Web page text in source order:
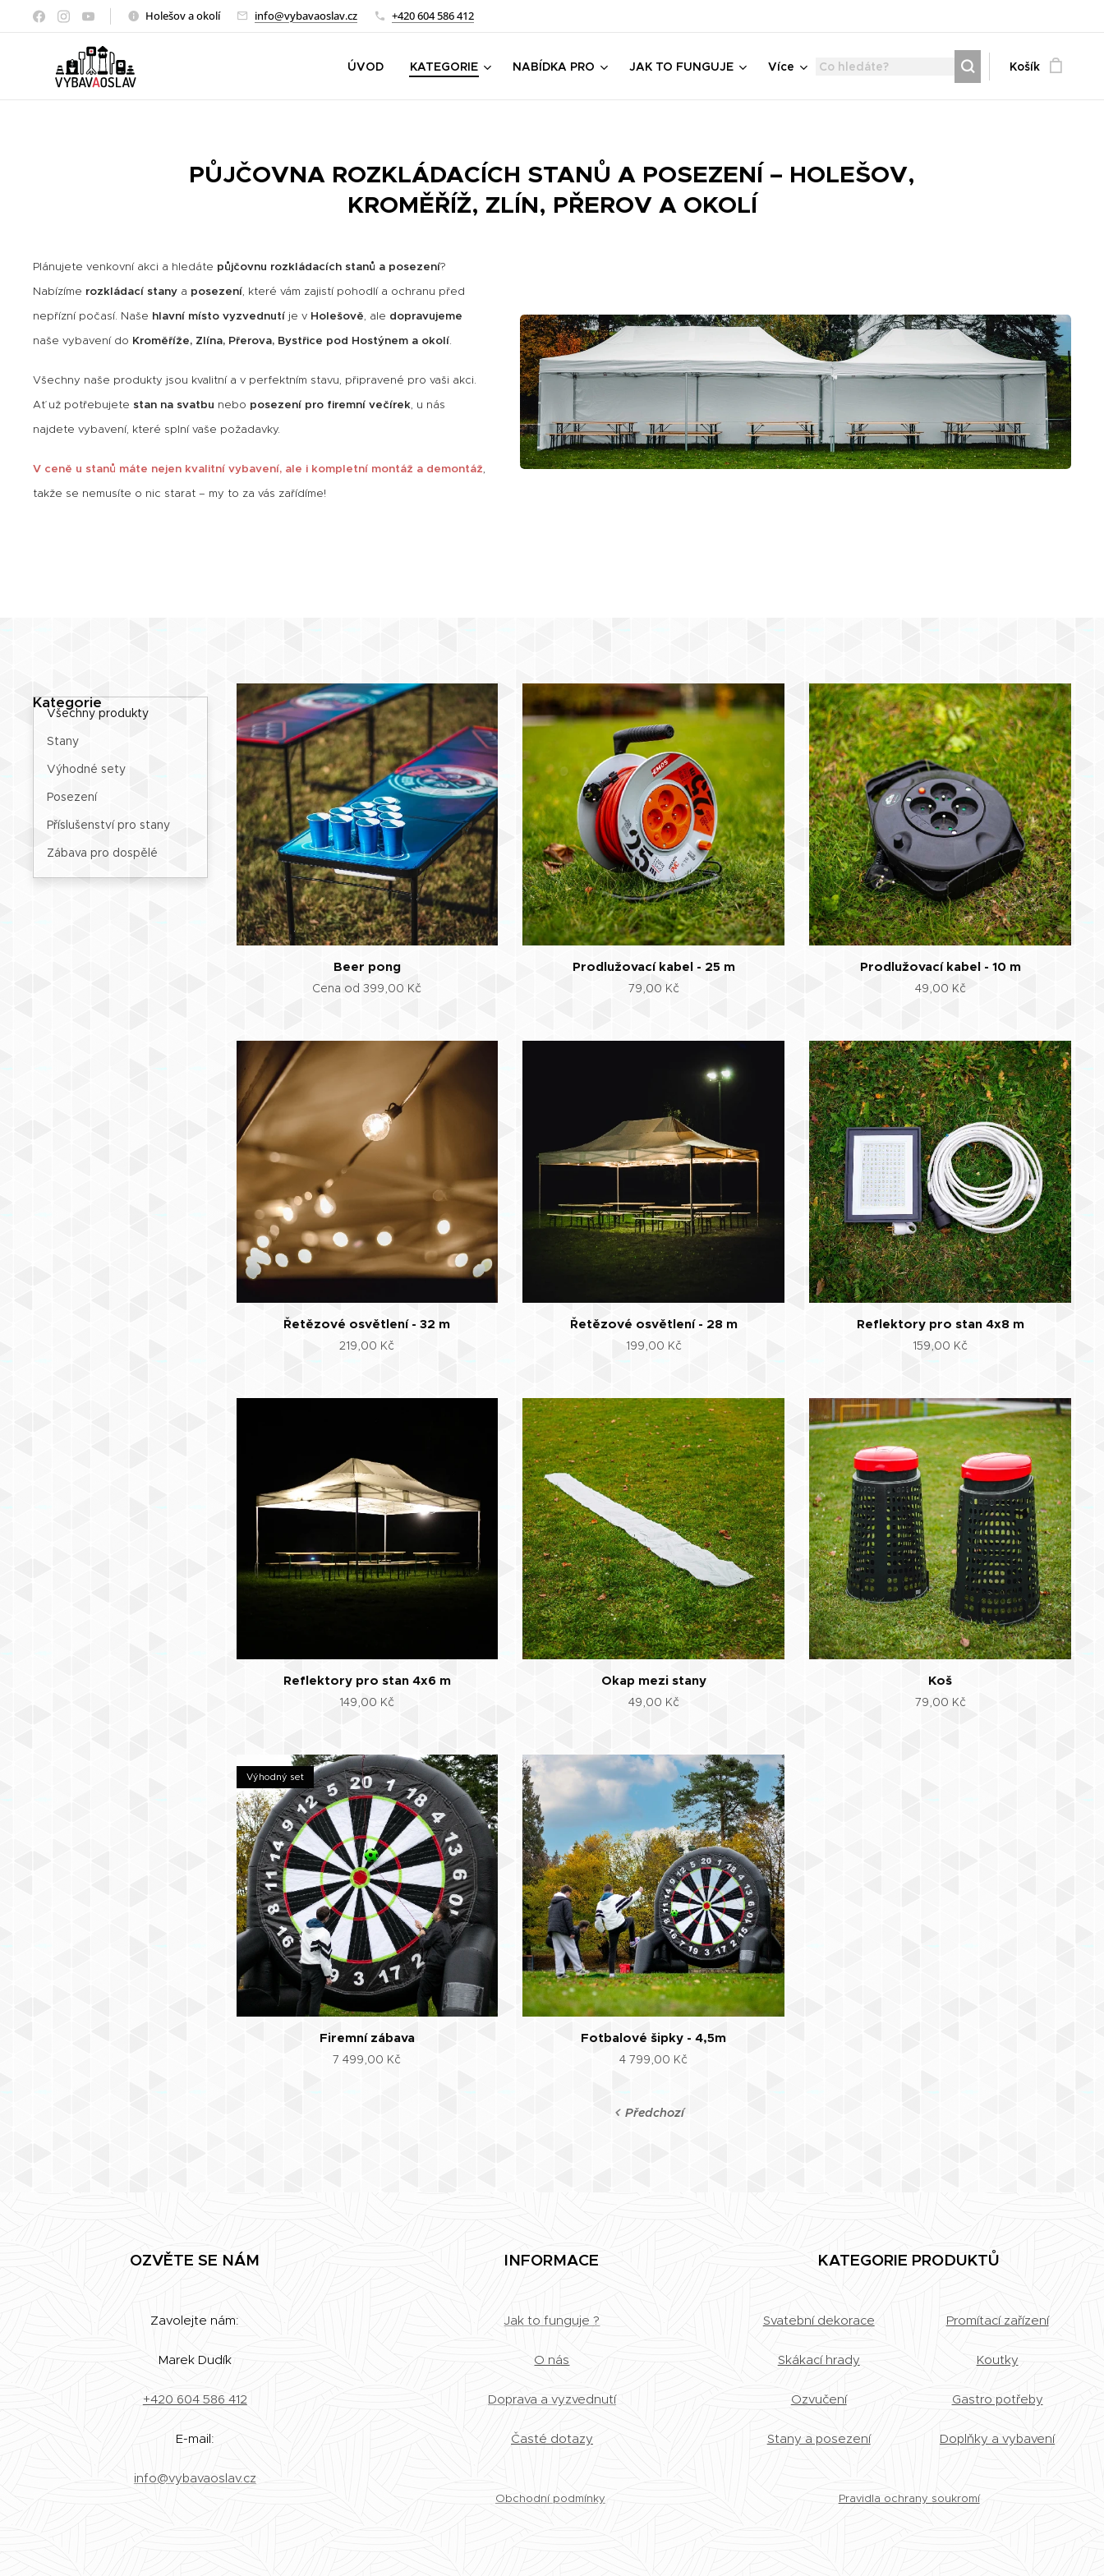
Holešov a okolí info@vybavaoslav.cz +420 604 586 412
ÚVOD KATEGORIE NABÍDKA PRO JAK TO FUNGUJE Více Košík
PŮJČOVNA ROZKLÁDACÍCH STANŮ A POSEZENÍ – HOLEŠOV,
KROMĚŘÍŽ, ZLÍN, PŘEROV A OKOLÍ
Plánujete venkovní akci a hledáte půjčovnu rozkládacích stanů a posezení?
Nabízíme rozkládací stany a posezení, které vám zajistí pohodlí a ochranu před
nepřízní počasí. Naše hlavní místo vyzvednutí je v Holešově, ale dopravujeme
naše vybavení do Kroměříže, Zlína, Přerova, Bystřice pod Hostýnem a okolí.
Všechny naše produkty jsou kvalitní a v perfektním stavu, připravené pro vaši akci.
Ať už potřebujete stan na svatbu nebo posezení pro firemní večírek, u nás
najdete vybavení, které splní vaše požadavky.
V ceně u stanů máte nejen kvalitní vybavení, ale i kompletní montáž a demontáž,
takže se nemusíte o nic starat – my to za vás zařídíme!
Kategorie
Všechny produkty
Stany
Výhodné sety
Posezení
Příslušenství pro stany
Zábava pro dospělé
Beer pong
Cena od399,00 Kč
Prodlužovací kabel - 25 m
79,00 Kč
Prodlužovací kabel - 10 m
49,00 Kč
Řetězové osvětlení - 32 m
219,00 Kč
Řetězové osvětlení - 28 m
199,00 Kč
Reflektory pro stan 4x8 m
159,00 Kč
Reflektory pro stan 4x6 m
149,00 Kč
Okap mezi stany
49,00 Kč
Koš
79,00 Kč
Firemní zábava
Výhodný set
7 499,00 Kč
Fotbalové šipky - 4,5m
4 799,00 Kč
Předchozí
OZVĚTE SE NÁM
Zavolejte nám:
Marek Dudík
+420 604 586 412
E-mail:
info@vybavaoslav.cz
INFORMACE
Jak to funguje ?
O nás
Doprava a vyzvednutí
Časté dotazy
Obchodní podmínky
KATEGORIE PRODUKTŮ
Svatební dekorace
Skákací hrady
Ozvučení
Stany a posezení
Promítací zařízení
Koutky
Gastro potřeby
Doplňky a vybavení
Pravidla ochrany soukromí